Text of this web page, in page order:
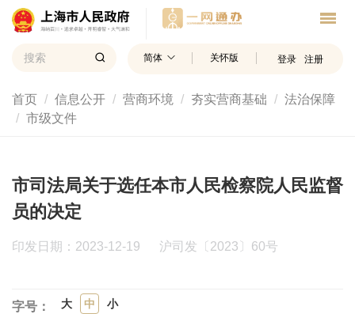
简体 关怀版 登录 注册
首页 信息公开 营商环境 夯实营商基础
法治保障
市级文件
市司法局关于选任本市人民检察院人民监督
员的决定
印发日期：2023-12-19 沪司发〔2023〕60号
字号： 大 中 小